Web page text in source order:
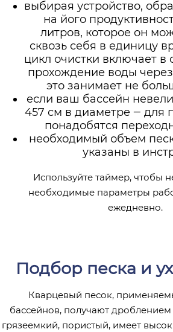
выбирая устройство,
на його
литров, которое он
сквозь себя в единицу
цикл очистки включает в
прохождение воды
это занимает не
если ваш бассейн
457 см в диаметре ‒ для
понадобятся
необходимый объем
указаны в
Используйте таймер, чтобы
необходимые параметры
ежедневно.
Подбор песка и
Кварцевый песок,
бассейнов, получают
грязеемкий, пористый, имеет